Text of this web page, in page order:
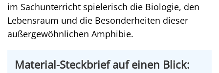
im Sachunterricht spielerisch die Biologie, den
Lebensraum und die Besonderheiten dieser
außergewöhnlichen Amphibie.
Material-Steckbrief auf einen Blick: